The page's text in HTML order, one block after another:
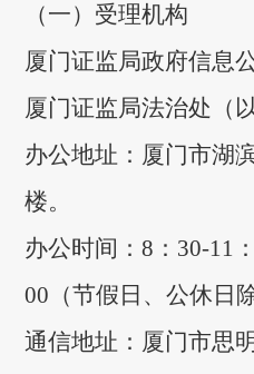
（一）受理机构
厦门证监局政府信息
厦门证监局法治处（
办公地址：厦门市湖
楼。
办公时间：8：30-11
00（节假日、公休日
通信地址：厦门市思